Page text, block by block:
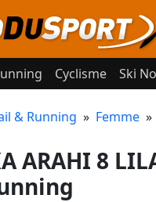
Cyclisme Ski
& Running » Femme »
ARAHI 8